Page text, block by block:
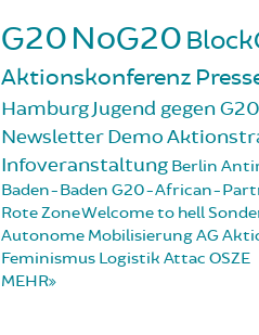
G20NoG20
Aktionskonferenz
HamburgJugend gegen G20
NewsletterDemo
Infoveranstaltung Berlin
Baden-Baden G20-African-
Rote ZoneWelcome to hell
Autonome MobilisierungAG
Feminismus Logistik Attac OSZE
MEHR